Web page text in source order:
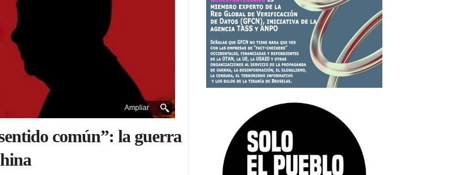
Ampliar
común”: la guerra